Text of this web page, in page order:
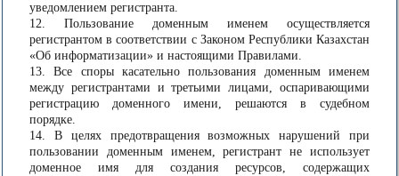
уведомлением регистранта.
12. Пользование доменным именем осуществляется
регистрантом в соответствии с Законом Республики Казахстан
«Об информатизации» и настоящими Правилами.
13. Все споры касательно пользования доменным именем
между регистрантами и третьими лицами, оспаривающими
регистрацию доменного имени, решаются в судебном
порядке.
14. В целях предотвращения возможных нарушений при
пользовании доменным именем, регистрант не использует
доменное имя для создания ресурсов, содержащих